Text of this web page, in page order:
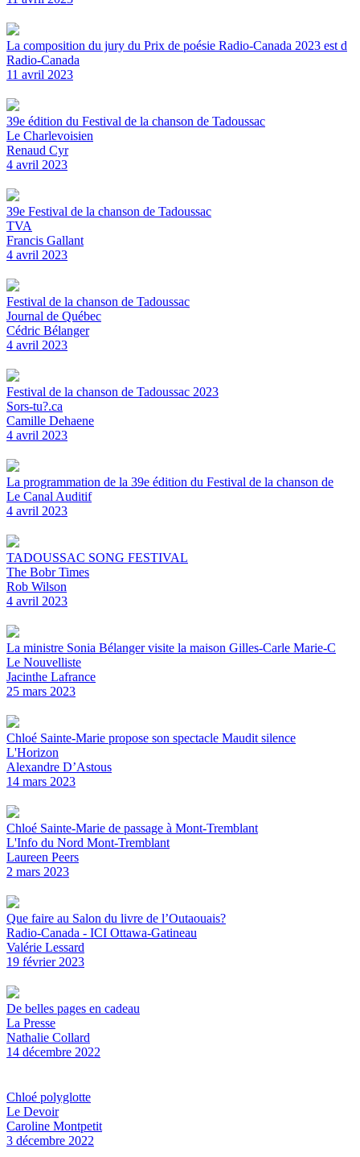
La composition du jury du Prix de poésie Radio-Canada 2023 est d
Radio-Canada
11 avril 2023
39e édition du Festival de la chanson de Tadoussac
Le Charlevoisien
Renaud Cyr
4 avril 2023
39e Festival de la chanson de Tadoussac
TVA
Francis Gallant
4 avril 2023
Festival de la chanson de Tadoussac
Journal de Québec
Cédric Bélanger
4 avril 2023
Festival de la chanson de Tadoussac 2023
Sors-tu?.ca
Camille Dehaene
4 avril 2023
La programmation de la 39e édition du Festival de la chanson de
Le Canal Auditif
4 avril 2023
TADOUSSAC SONG FESTIVAL
The Bobr Times
Rob Wilson
4 avril 2023
La ministre Sonia Bélanger visite la maison Gilles-Carle Marie-C
Le Nouvelliste
Jacinthe Lafrance
25 mars 2023
Chloé Sainte-Marie propose son spectacle Maudit silence
L'Horizon
Alexandre D’Astous
14 mars 2023
Chloé Sainte-Marie de passage à Mont-Tremblant
L'Info du Nord Mont-Tremblant
Laureen Peers
2 mars 2023
Que faire au Salon du livre de l’Outaouais?
Radio-Canada - ICI Ottawa-Gatineau
Valérie Lessard
19 février 2023
De belles pages en cadeau
La Presse
Nathalie Collard
14 décembre 2022
Chloé polyglotte
Le Devoir
Caroline Montpetit
3 décembre 2022